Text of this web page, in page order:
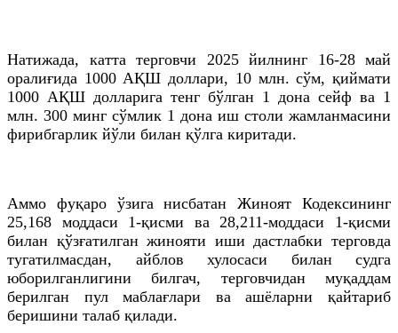
Натижада, катта терговчи 2025 йилнинг 16-28 май
оралиғида 1000 АҚШ доллари, 10 млн. сўм, қиймати
1000 АҚШ долларига тенг бўлган 1 дона сейф ва 1
млн. 300 минг сўмлик 1 дона иш столи жамланмасини
фирибгарлик йўли билан қўлга киритади.
Аммо фуқаро ўзига нисбатан Жиноят Кодексининг
25,168 моддаси 1-қисми ва 28,211-моддаси 1-қисми
билан қўзғатилган жинояти иши дастлабки терговда
тугатилмасдан, айблов хулосаси билан судга
юборилганлигини билгач, терговчидан муқаддам
берилган пул маблағлари ва ашёларни қайтариб
беришини талаб қилади.